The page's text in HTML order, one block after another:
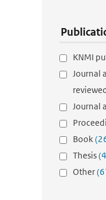
KNMI
Journal
Journal
Book
Thesis
Other